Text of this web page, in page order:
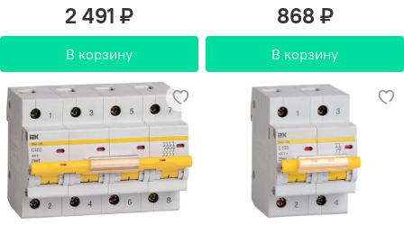
2 491 ₽
В корзину
868 ₽
В корзину